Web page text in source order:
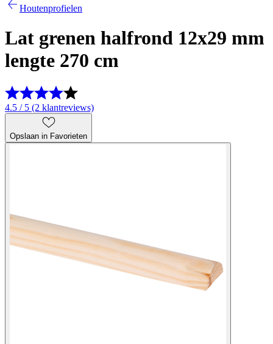
Houtenprofielen
Lat grenen halfrond 12x29 mm
lengte 270 cm
4.5 / 5 (2 klantreviews)
Opslaan in Favorieten